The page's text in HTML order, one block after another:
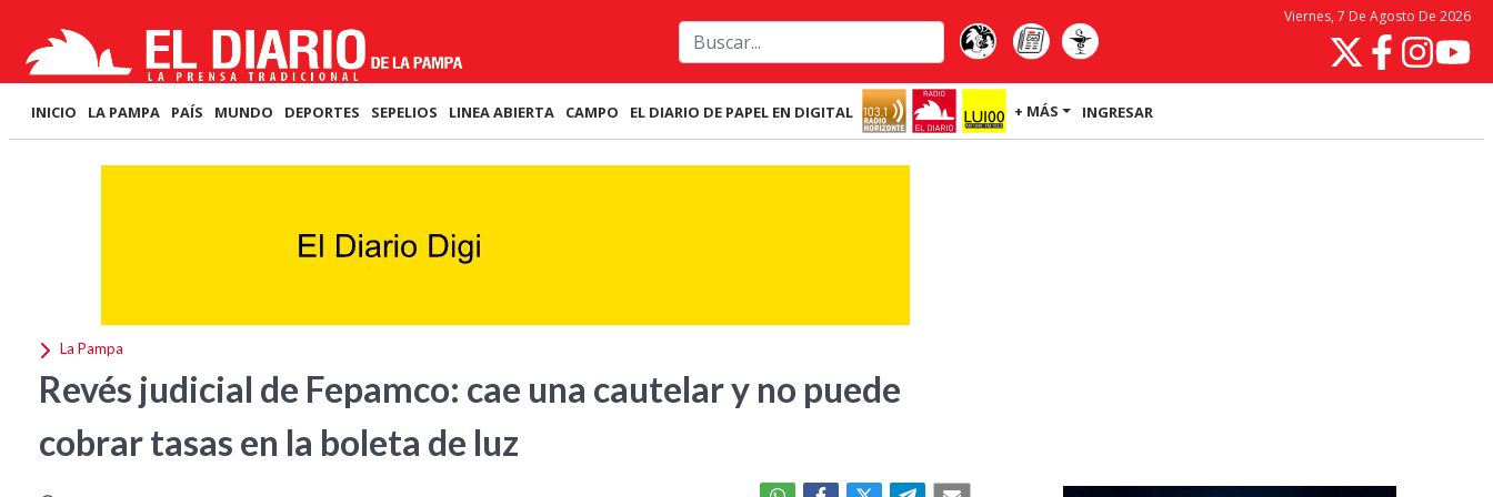
Viernes, 7 De Agosto De 2026
INICIO LA PAMPA PAÍS MUNDO DEPORTES SEPELIOS LINEA ABIERTA CAMPO EL DIARIO DE PAPEL EN DIGITAL + MÁS INGRESAR
La Pampa
Revés judicial de Fepamco: cae una cautelar y no puede
cobrar tasas en la boleta de luz